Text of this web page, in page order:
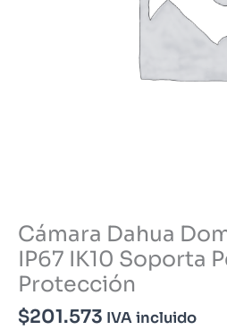
Cámara Dahua
IP67 IK10 Soporta
Protección
$201.573 IVA incluido